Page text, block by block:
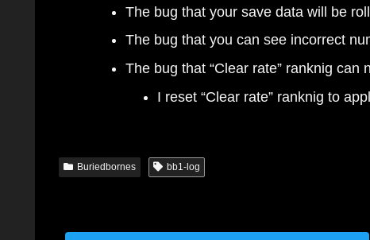
The bug that your save data will be
The bug that you can see incorrect
The bug that “Clear rate” ranknig can
I reset “Clear rate” ranknig to
Buriedbornes bb1-log